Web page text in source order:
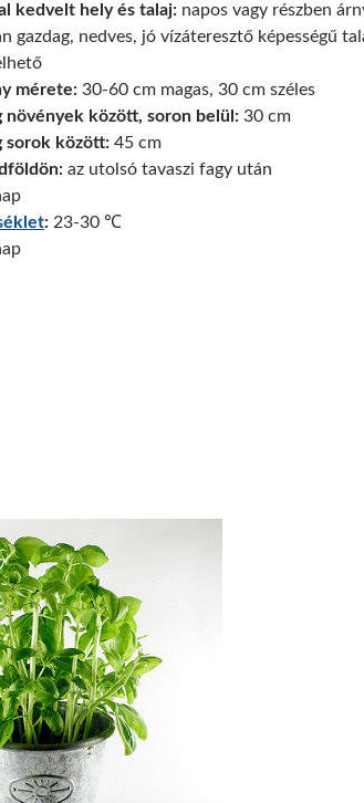
kedvelt hely és talaj: napos vagy részben
gazdag, nedves, jó vízáteresztő képességű
mérete: 30-60 cm magas, 30 cm széles
növények között, soron belül: 30 cm
sorok között: 45 cm
az utolsó tavaszi fagy után
: 23-30 ℃